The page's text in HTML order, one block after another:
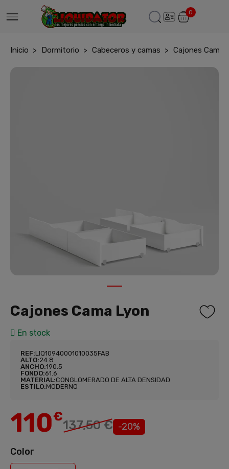
0
Inicio Dormitorio Cabeceros y camas Cajones Cama
Cajones Cama Lyon
En stock
REF:LIQ10940001010035FAB
ALTO:24.8
ANCHO:190.5
FONDO:61.6
MATERIAL:CONGLOMERADO DE ALTA DENSIDAD
ESTILO:MODERNO
110€
137,50 € -20%
Color